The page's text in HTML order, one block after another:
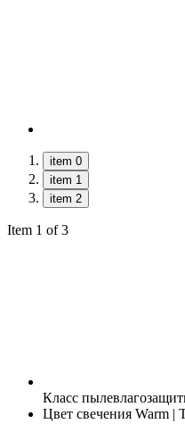
item 0
item 1
item 2
Item 1 of 3
Класс
Цвет свечения Warm |